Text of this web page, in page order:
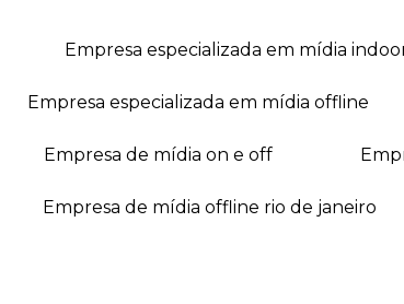
empresa especializada em mídia
empresa especializada em mídia offline
empresa de mídia on e off
empresa de mídia offline rio de janeiro